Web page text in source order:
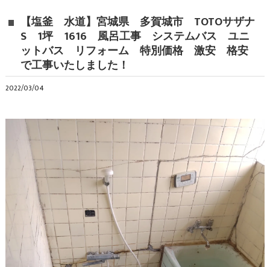
【塩釜 水道】宮城県 多賀城市 TOTOサザナ
S 1坪 1616 風呂工事 システムバス ユニ
ットバス リフォーム 特別価格 激安 格安
で工事いたしました！
2022/03/04